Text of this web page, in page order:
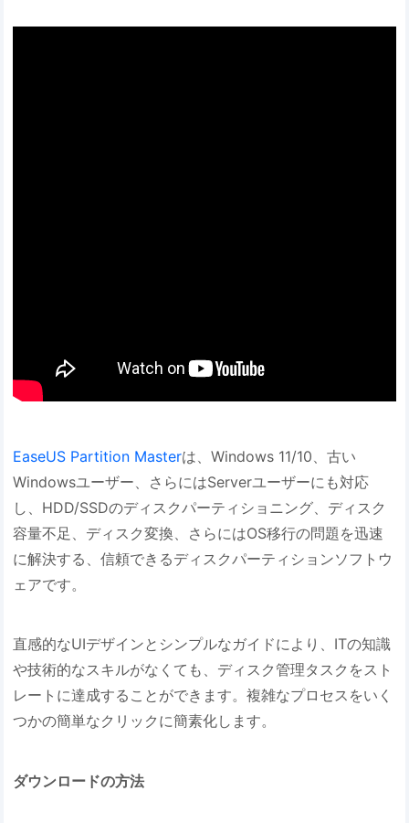
EaseUS Partition Masterは、Windows 11/10、古い
Windowsユーザー、さらにはServerユーザーにも対応
し、HDD/SSDのディスクパーティショニング、ディスク
容量不足、ディスク変換、さらにはOS移行の問題を迅速
に解決する、信頼できるディスクパーティションソフトウ
ェアです。
直感的なUIデザインとシンプルなガイドにより、ITの知識
や技術的なスキルがなくても、ディスク管理タスクをスト
レートに達成することができます。複雑なプロセスをいく
つかの簡単なクリックに簡素化します。
ダウンロードの方法